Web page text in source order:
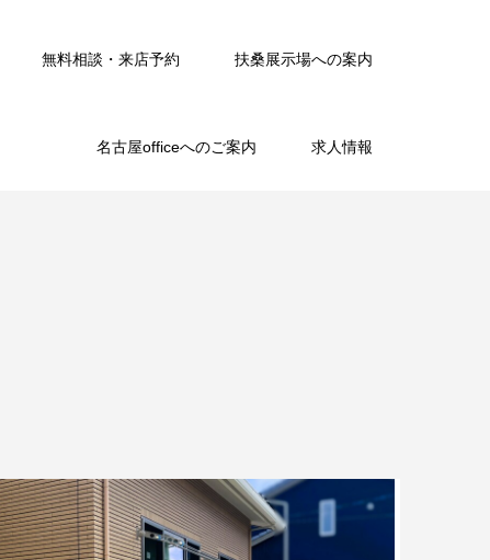
無料相談・来店予約 扶桑展示場への案内
名古屋officeへのご案内 求人情報